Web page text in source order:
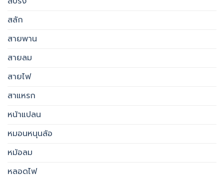
สลัก
สายพาน
สายลม
สายไฟ
สาแหรก
หน้าแปลน
หมอนหนุนล้อ
หม้อลม
หลอดไฟ